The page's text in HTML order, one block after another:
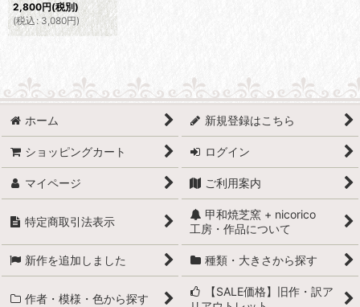
2,800円(税別)
(税込: 3,080円)
ホーム 新規登録はこちら
ショッピングカート ログイン
マイページ ご利用案内
特定商取引法表示
甲和焼芝窯 + nicorico
工房・作品について
新作を追加しました 種類・大きさから探す
作者・模様・色から探す
【SALE価格】旧作・訳ア